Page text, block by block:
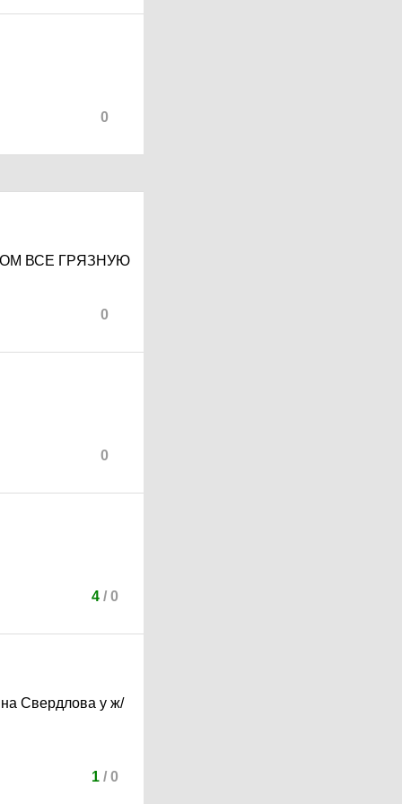
0
ВСЕ ГРЯЗНУЮ
0
0
4/ 0
Свердлова у ж/
1/ 0